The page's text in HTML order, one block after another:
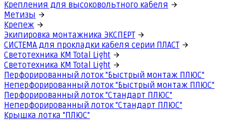
Крепления для высоковольтного кабеля
Метизы
Крепеж
Экипировка монтажника ЭКСПЕРТ
СИСТЕМА для прокладки кабеля серии ПЛАСТ
Светотехника КМ Total Light
Светотехника КМ Total Light
Перфорированный лоток "Быстрый монтаж ПЛЮС"
Неперфорированный лоток "Быстрый монтаж ПЛЮС"
Перфорированный лоток "Стандарт ПЛЮС"
Неперфорированный лоток "Стандарт ПЛЮС"
Крышка лотка "ПЛЮС"